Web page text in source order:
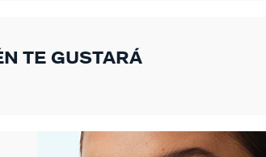
TE GUSTARÁ